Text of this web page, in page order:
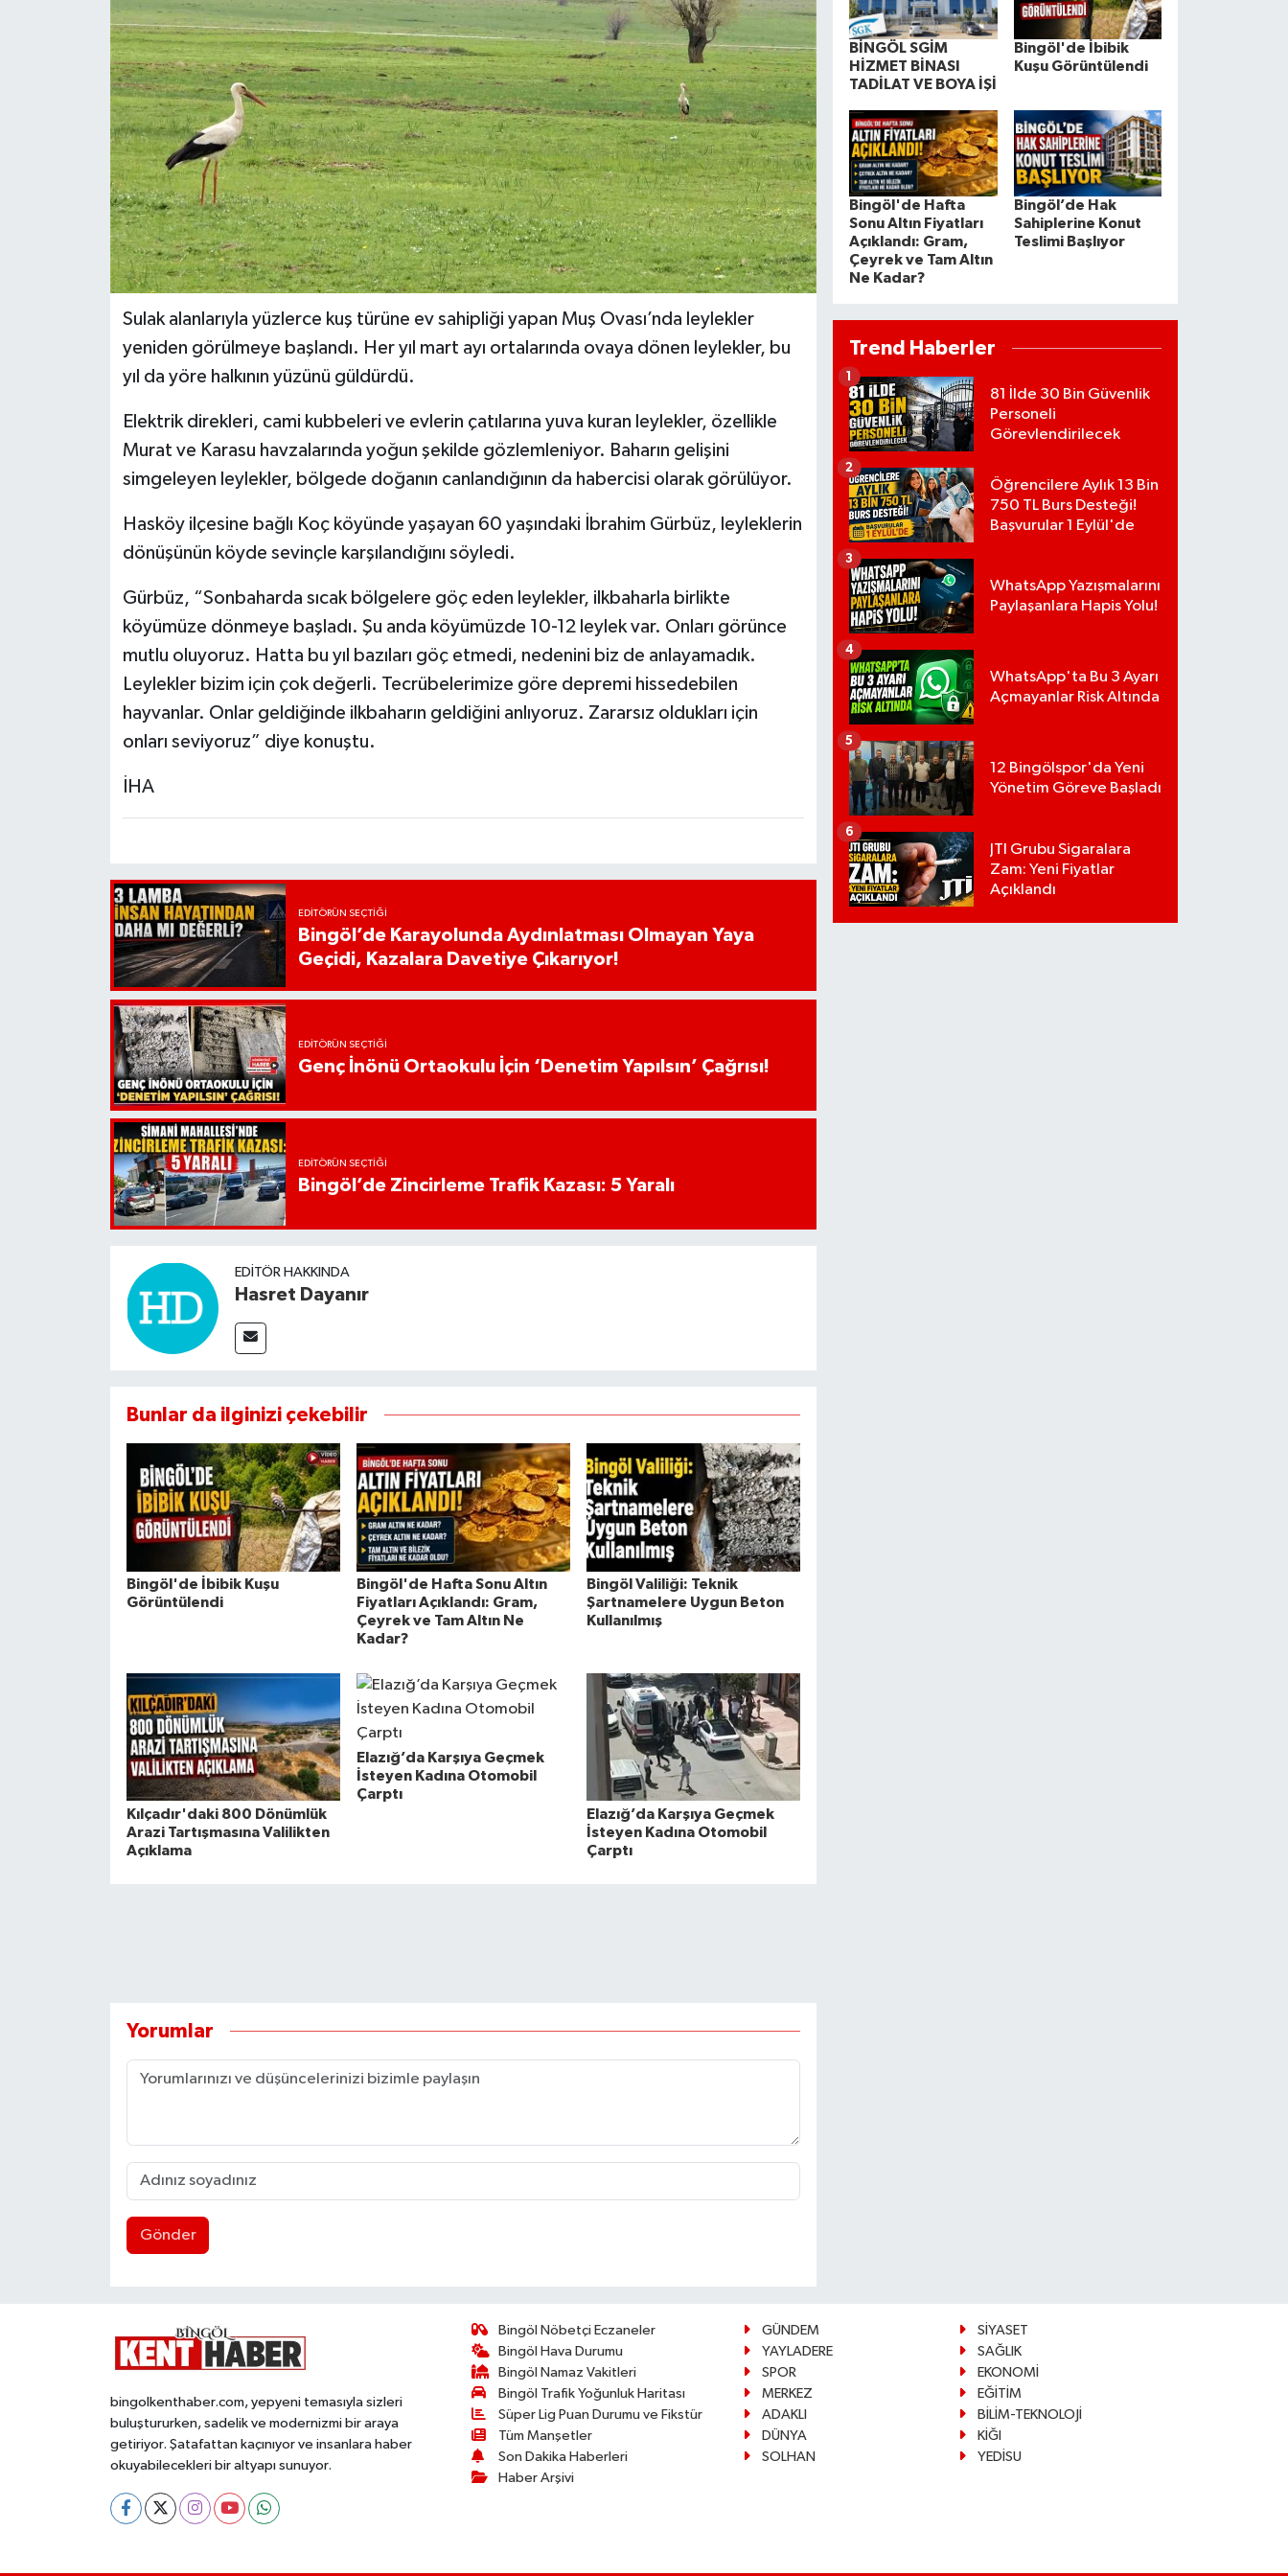
Sulak alanlarıyla yüzlerce kuş türüne ev sahipliği yapan Muş Ovası’nda leylekler
yeniden görülmeye başlandı. Her yıl mart ayı ortalarında ovaya dönen leylekler, bu
yıl da yöre halkının yüzünü güldürdü.
Elektrik direkleri, cami kubbeleri ve evlerin çatılarına yuva kuran leylekler, özellikle
Murat ve Karasu havzalarında yoğun şekilde gözlemleniyor. Baharın gelişini
simgeleyen leylekler, bölgede doğanın canlandığının da habercisi olarak görülüyor.
Hasköy ilçesine bağlı Koç köyünde yaşayan 60 yaşındaki İbrahim Gürbüz, leyleklerin
dönüşünün köyde sevinçle karşılandığını söyledi.
Gürbüz, “Sonbaharda sıcak bölgelere göç eden leylekler, ilkbaharla birlikte
köyümüze dönmeye başladı. Şu anda köyümüzde 10-12 leylek var. Onları görünce
mutlu oluyoruz. Hatta bu yıl bazıları göç etmedi, nedenini biz de anlayamadık.
Leylekler bizim için çok değerli. Tecrübelerimize göre depremi hissedebilen
hayvanlar. Onlar geldiğinde ilkbaharın geldiğini anlıyoruz. Zararsız oldukları için
onları seviyoruz” diye konuştu.
İHA
EDITÖRÜN SEÇTIĞI
Bingöl’de Karayolunda Aydınlatması Olmayan Yaya
Geçidi, Kazalara Davetiye Çıkarıyor!
EDITÖRÜN SEÇTIĞI
Genç İnönü Ortaokulu İçin ‘Denetim Yapılsın’ Çağrısı!
EDITÖRÜN SEÇTIĞI
Bingöl’de Zincirleme Trafik Kazası: 5 Yaralı
EDITÖR HAKKINDA
Hasret Dayanır
Bunlar da ilginizi çekebilir
Bingöl'de İbibik Kuşu
Görüntülendi
Bingöl'de Hafta Sonu Altın
Fiyatları Açıklandı: Gram,
Çeyrek ve Tam Altın Ne
Kadar?
Bingöl Valiliği: Teknik
Şartnamelere Uygun Beton
Kullanılmış
Kılçadır'daki 800 Dönümlük
Arazi Tartışmasına Valilikten
Açıklama
Elazığ’da Karşıya Geçmek
İsteyen Kadına Otomobil
Çarptı
Elazığ’da Karşıya Geçmek
İsteyen Kadına Otomobil
Çarptı
Yorumlar
Gönder
BİNGÖL SGİM
HİZMET BİNASI
TADİLAT VE BOYA İŞİ
Bingöl'de İbibik
Kuşu Görüntülendi
Bingöl'de Hafta
Sonu Altın Fiyatları
Açıklandı: Gram,
Çeyrek ve Tam Altın
Ne Kadar?
Bingöl’de Hak
Sahiplerine Konut
Teslimi Başlıyor
Trend Haberler
81 İlde 30 Bin Güvenlik
Personeli
Görevlendirilecek
1
Öğrencilere Aylık 13 Bin
750 TL Burs Desteği!
Başvurular 1 Eylül'de
2
WhatsApp Yazışmalarını
Paylaşanlara Hapis Yolu!
3
WhatsApp'ta Bu 3 Ayarı
Açmayanlar Risk Altında
4
12 Bingölspor'da Yeni
Yönetim Göreve Başladı
5
JTI Grubu Sigaralara
Zam: Yeni Fiyatlar
Açıklandı
6
bingolkenthaber.com, yepyeni temasıyla sizleri
buluştururken, sadelik ve modernizmi bir araya
getiriyor. Şatafattan kaçınıyor ve insanlara haber
okuyabilecekleri bir altyapı sunuyor.
Bingöl Nöbetçi Eczaneler
Bingöl Hava Durumu
Bingöl Namaz Vakitleri
Bingöl Trafik Yoğunluk Haritası
Süper Lig Puan Durumu ve Fikstür
Tüm Manşetler
Son Dakika Haberleri
Haber Arşivi
GÜNDEM
SİYASET
YAYLADERE
SAĞLIK
SPOR
EKONOMİ
MERKEZ
EĞİTİM
ADAKLI
BİLİM-TEKNOLOJİ
DÜNYA
KİĞI
SOLHAN
YEDİSU
MERKEZ
RESMİ İLANLAR
SAĞLIK
SİYASET
SOLHAN
YAYLADERE